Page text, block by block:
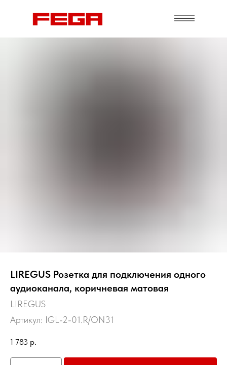
LIREGUS Розетка для подключения одного
аудиоканала, коричневая матовая
LIREGUS
Артикул: IGL-2-01.R/ON31
1 783 р.